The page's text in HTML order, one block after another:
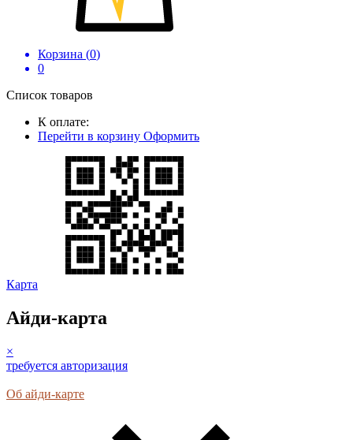
Корзина (0)
0
Список товаров
К оплате:
Перейти в корзину Оформить
Карта
Айди-карта
×
требуется авторизация
Об айди-карте